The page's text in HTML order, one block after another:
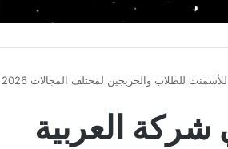
للطلاب والخريجين لمختلف المجالات 2026
العربية